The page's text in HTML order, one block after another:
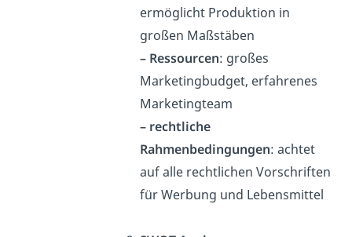
ermöglicht Produktion in
großen Maßstäben
– Ressourcen: großes
Marketingbudget, erfahrenes
Marketingteam
– rechtliche
Rahmenbedingungen: achtet
auf alle rechtlichen Vorschriften
für Werbung und Lebensmittel